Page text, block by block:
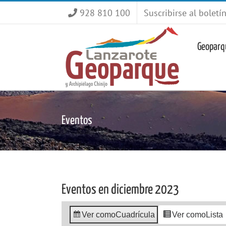
928 810 100 Suscribirse al boletín
Eventos
Eventos en diciembre 2023
Ver comoCuadrícula Ver comoLista